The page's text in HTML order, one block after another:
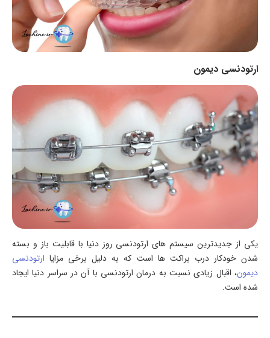
ارتودنسی دیمون
یکی از جدیدترین سیستم های ارتودنسی روز دنیا با قابلیت باز و بسته
شدن خودکار درب براکت ها است که به دلیل برخی مزایا ارتودنسی
دیمون، اقبال زیادی نسبت به درمان ارتودنسی با آن در سراسر دنیا ایجاد
شده است.